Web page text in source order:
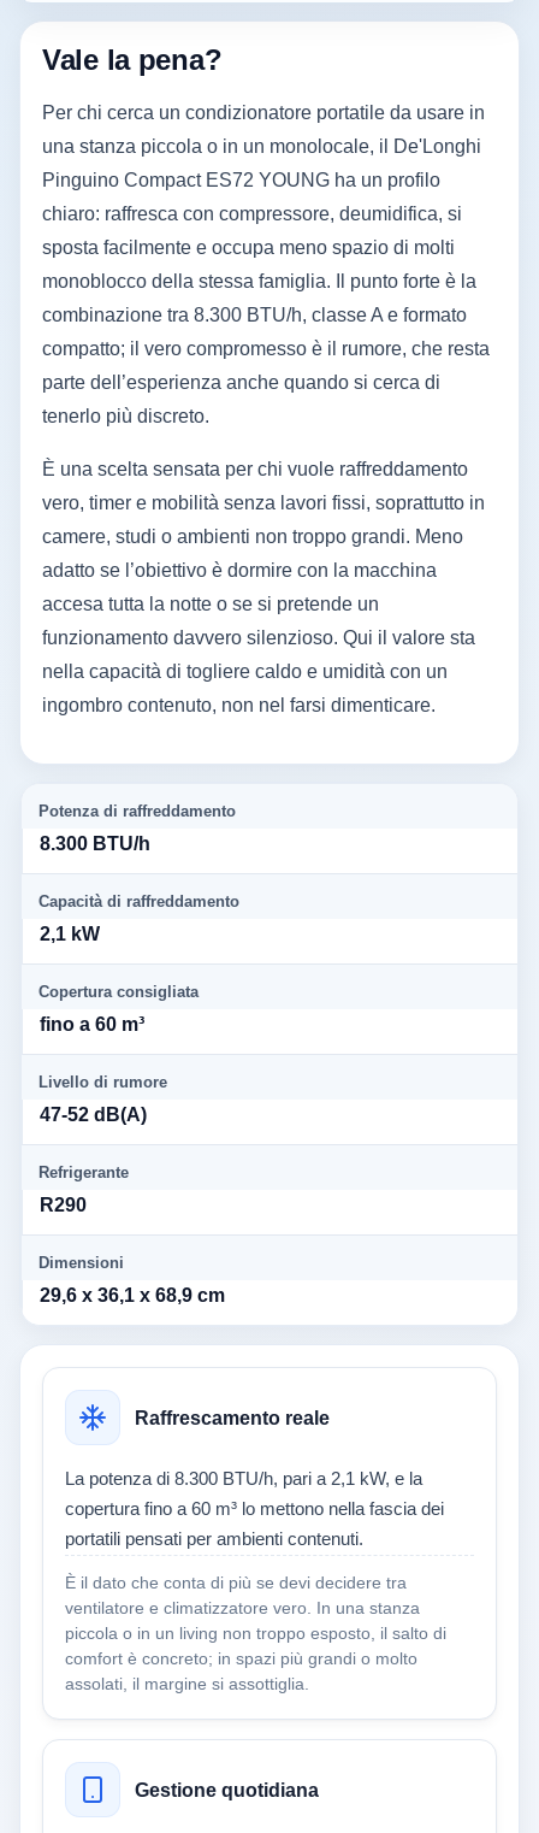
Vale la pena?
Per chi cerca un condizionatore portatile da usare in
una stanza piccola o in un monolocale, il De'Longhi
Pinguino Compact ES72 YOUNG ha un profilo
chiaro: raffresca con compressore, deumidifica, si
sposta facilmente e occupa meno spazio di molti
monoblocco della stessa famiglia. Il punto forte è la
combinazione tra 8.300 BTU/h, classe A e formato
compatto; il vero compromesso è il rumore, che resta
parte dell’esperienza anche quando si cerca di
tenerlo più discreto.
È una scelta sensata per chi vuole raffreddamento
vero, timer e mobilità senza lavori fissi, soprattutto in
camere, studi o ambienti non troppo grandi. Meno
adatto se l’obiettivo è dormire con la macchina
accesa tutta la notte o se si pretende un
funzionamento davvero silenzioso. Qui il valore sta
nella capacità di togliere caldo e umidità con un
ingombro contenuto, non nel farsi dimenticare.
Potenza di raffreddamento
8.300 BTU/h
Capacità di raffreddamento
2,1 kW
Copertura consigliata
fino a 60 m³
Livello di rumore
47-52 dB(A)
Refrigerante
R290
Dimensioni
29,6 x 36,1 x 68,9 cm
Raffrescamento reale
La potenza di 8.300 BTU/h, pari a 2,1 kW, e la
copertura fino a 60 m³ lo mettono nella fascia dei
portatili pensati per ambienti contenuti.
È il dato che conta di più se devi decidere tra
ventilatore e climatizzatore vero. In una stanza
piccola o in un living non troppo esposto, il salto di
comfort è concreto; in spazi più grandi o molto
assolati, il margine si assottiglia.
Gestione quotidiana